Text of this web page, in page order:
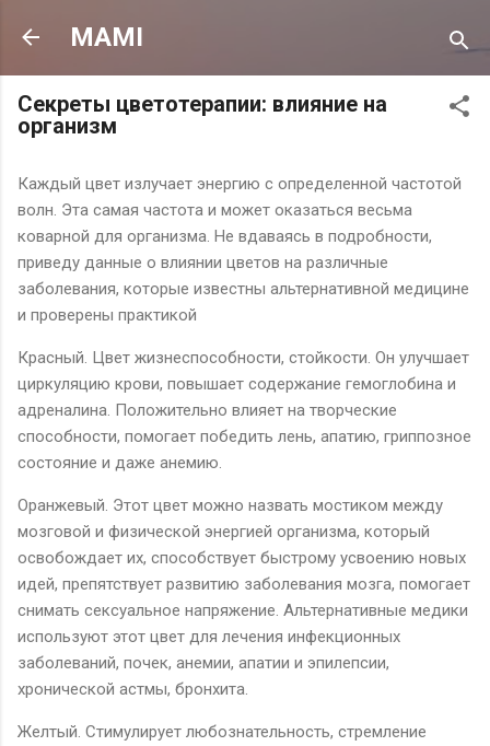
MAMI
Секреты цветотерапии: влияние на
организм
Каждый цвет излучает энергию с определенной частотой
волн. Эта самая частота и может оказаться весьма
коварной для организма. Не вдаваясь в подробности,
приведу данные о влиянии цветов на различные
заболевания, которые известны альтернативной медицине
и проверены практикой
Красный. Цвет жизнеспособности, стойкости. Он улучшает
циркуляцию крови, повышает содержание гемоглобина и
адреналина. Положительно влияет на творческие
способности, помогает победить лень, апатию, гриппозное
состояние и даже анемию.
Оранжевый. Этот цвет можно назвать мостиком между
мозговой и физической энергией организма, который
освобождает их, способствует быстрому усвоению новых
идей, препятствует развитию заболевания мозга, помогает
снимать сексуальное напряжение. Альтернативные медики
используют этот цвет для лечения инфекционных
заболеваний, почек, анемии, апатии и эпилепсии,
хронической астмы, бронхита.
Желтый. Стимулирует любознательность, стремление